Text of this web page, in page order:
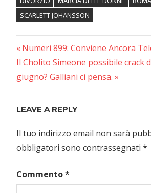
SCARLETT JOHANSSON
Navigazione
articoli
Previous
Post:
Numeri 899: Conviene Ancora
Next
Post:
Il Cholito Simeone possibile crack
giugno? Galliani ci pensa.
LEAVE A REPLY
Il tuo indirizzo email non sarà
obbligatori sono contrassegnati *
Commento*